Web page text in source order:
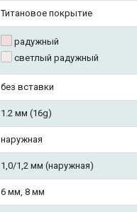
Титановое покрытие
радужный
светлый радужный
без вставки
1.2 мм (16g)
наружная
1,0/1,2 мм (наружная)
6 мм, 8 мм